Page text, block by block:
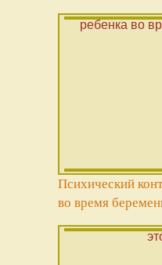
Психический
во время